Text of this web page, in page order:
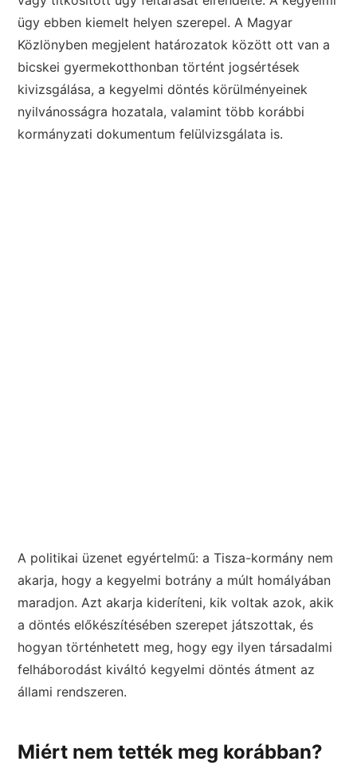
ügy ebben kiemelt helyen szerepel. A Magyar
Közlönyben megjelent határozatok között ott van a
bicskei gyermekotthonban történt jogsértések
kivizsgálása, a kegyelmi döntés körülményeinek
nyilvánosságra hozatala, valamint több korábbi
kormányzati dokumentum felülvizsgálata is.
A politikai üzenet egyértelmű: a Tisza-kormány nem
akarja, hogy a kegyelmi botrány a múlt homályában
maradjon. Azt akarja kideríteni, kik voltak azok, akik
a döntés előkészítésében szerepet játszottak, és
hogyan történhetett meg, hogy egy ilyen társadalmi
felháborodást kiváltó kegyelmi döntés átment az
állami rendszeren.
Miért nem tették meg korábban?